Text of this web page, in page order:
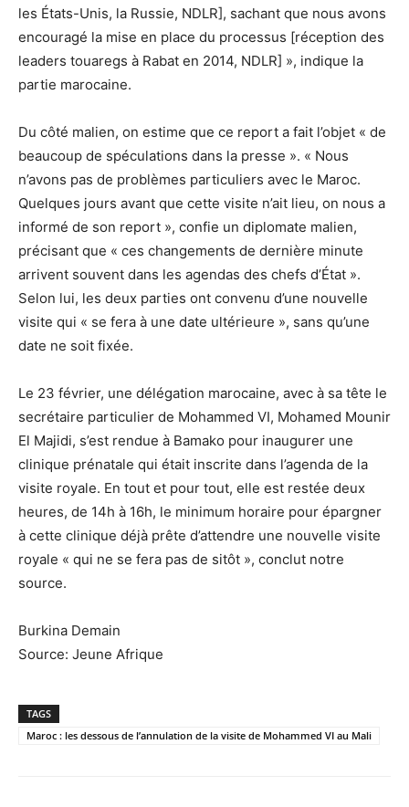
les États-Unis, la Russie, NDLR], sachant que nous avons
encouragé la mise en place du processus [réception des
leaders touaregs à Rabat en 2014, NDLR] », indique la
partie marocaine.
Du côté malien, on estime que ce report a fait l’objet « de
beaucoup de spéculations dans la presse ». « Nous
n’avons pas de problèmes particuliers avec le Maroc.
Quelques jours avant que cette visite n’ait lieu, on nous a
informé de son report », confie un diplomate malien,
précisant que « ces changements de dernière minute
arrivent souvent dans les agendas des chefs d’État ».
Selon lui, les deux parties ont convenu d’une nouvelle
visite qui « se fera à une date ultérieure », sans qu’une
date ne soit fixée.
Le 23 février, une délégation marocaine, avec à sa tête le
secrétaire particulier de Mohammed VI, Mohamed Mounir
El Majidi, s’est rendue à Bamako pour inaugurer une
clinique prénatale qui était inscrite dans l’agenda de la
visite royale. En tout et pour tout, elle est restée deux
heures, de 14h à 16h, le minimum horaire pour épargner
à cette clinique déjà prête d’attendre une nouvelle visite
royale « qui ne se fera pas de sitôt », conclut notre
source.
Burkina Demain
Source: Jeune Afrique
TAGS
Maroc : les dessous de l’annulation de la visite de Mohammed VI au Mali